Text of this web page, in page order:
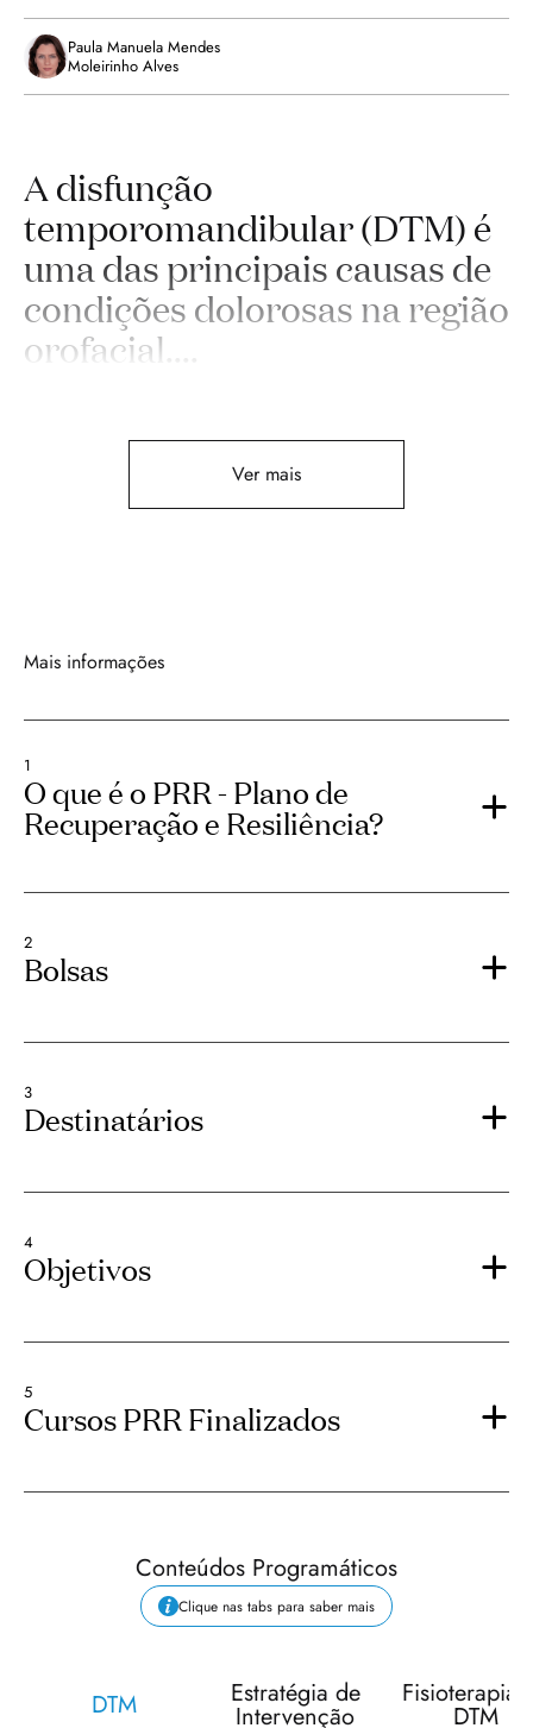
Paula Manuela Mendes
Moleirinho Alves
A disfunção
temporomandibular (DTM) é
uma das principais causas de
condições dolorosas na região
orofacial.
Ver mais
Mais informações
1
O que é o PRR - Plano de
Recuperação e Resiliência?
2
Bolsas
3
Destinatários
4
Objetivos
5
Cursos PRR Finalizados
Conteúdos Programáticos
Clique nas tabs para saber mais
DTM Estratégia de
Intervenção
Fisioterapia
DTM